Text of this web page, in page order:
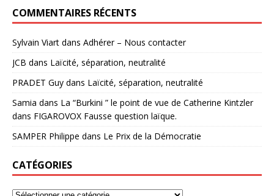
COMMENTAIRES RÉCENTS
Sylvain Viart dans Adhérer – Nous contacter
JCB dans Laïcité, séparation, neutralité
PRADET Guy dans Laïcité, séparation, neutralité
Samia dans La “Burkini ” le point de vue de Catherine Kintzler
dans FIGAROVOX Fausse question laïque.
SAMPER Philippe dans Le Prix de la Démocratie
CATÉGORIES